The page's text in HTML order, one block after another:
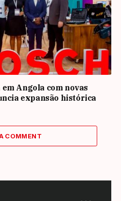
Angola com novas
expansão histórica
COMMENT